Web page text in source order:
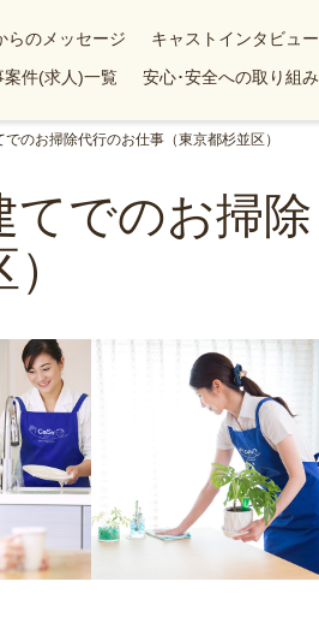
らのメッセージ
キャストインタビュー
案件(求人)一覧 安心･安全への取り組み
のお掃除代行のお仕事（東京都杉並区）
てでのお掃除